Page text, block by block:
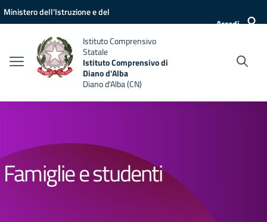
Vai ai contenuti
Vai al menu di navigazione
Vai al footer
Ministero dell'Istruzione e del
Accedi
Istituto Comprensivo
Statale
Istituto Comprensivo di
Diano d'Alba
Diano d'Alba (CN)
Famiglie e studenti